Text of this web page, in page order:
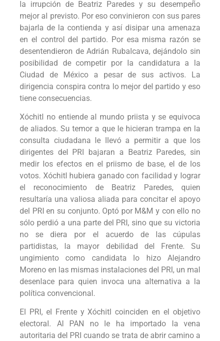
la irrupción de Beatriz Paredes y su desempeño
mejor al previsto. Por eso convinieron con sus pares
bajarla de la contienda y así disipar una amenaza
en el control del partido. Por esa misma razón se
desentendieron de Adrián Rubalcava, dejándolo sin
posibilidad de competir por la candidatura a la
Ciudad de México a pesar de sus activos. La
dirigencia conspira contra lo mejor del partido y eso
tiene consecuencias.
Xóchitl no entiende al mundo priista y se equivoca
de aliados. Su temor a que le hicieran trampa en la
consulta ciudadana le llevó a permitir a que los
dirigentes del PRI bajaran a Beatriz Paredes, sin
medir los efectos en el priismo de base, el de los
votos. Xóchitl hubiera ganado con facilidad y lograr
el reconocimiento de Beatriz Paredes, quien
resultaría una valiosa aliada para concitar el apoyo
del PRI en su conjunto. Optó por M&M y con ello no
sólo perdió a una parte del PRI, sino que su victoria
no se diera por el acuerdo de las cúpulas
partidistas, la mayor debilidad del Frente. Su
ungimiento como candidata lo hizo Alejandro
Moreno en las mismas instalaciones del PRI, un mal
desenlace para quien invoca una alternativa a la
política convencional.
El PRI, el Frente y Xóchitl coinciden en el objetivo
electoral. Al PAN no le ha importado la vena
autoritaria del PRI cuando se trata de abrir camino a